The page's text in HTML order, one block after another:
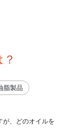
脂製品
が、どのオイルを